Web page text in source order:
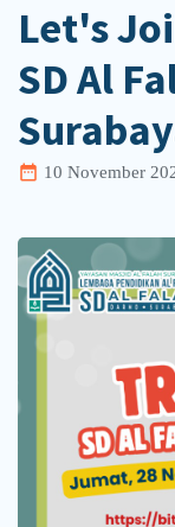
Let's
SD Al
date_range 10 November